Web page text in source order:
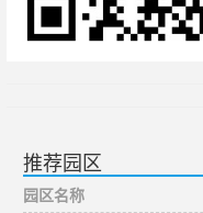
推荐园区
园区名称